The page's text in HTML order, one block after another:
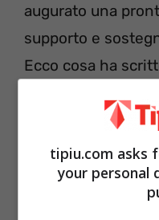
augurato una
supporto e
Ecco cosa ha
tipiu.com asks
your personal